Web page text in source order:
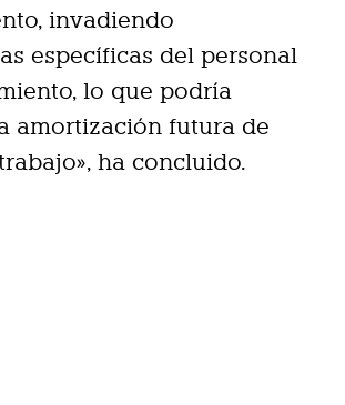
invadiendo
específicas del personal
lo que podría
amortización futura de
ha concluido.